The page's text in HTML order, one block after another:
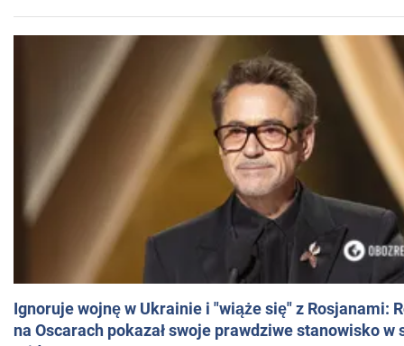
Ignoruje wojnę w Ukrainie i "wiąże się" z Rosjanami:
na Oscarach pokazał swoje prawdziwe stanowisko w